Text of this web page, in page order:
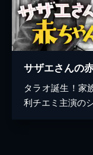
サザエさんの
タラオ誕生！家
利チエミ主演の